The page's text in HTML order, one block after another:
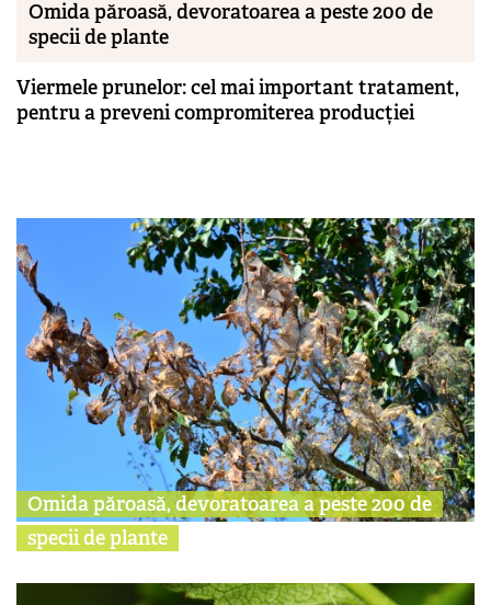
Omida păroasă, devoratoarea a peste 200 de
specii de plante
Viermele prunelor: cel mai important tratament,
pentru a preveni compromiterea producției
Omida păroasă, devoratoarea a peste 200 de
specii de plante